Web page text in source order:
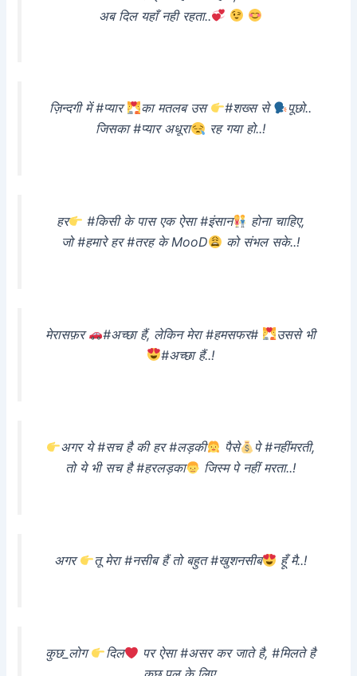
अब दिल यहाँ नही रहता..
ज़िन्दगी में #प्यार का मतलब उस #शख्स से
पूछो..
जिसका #प्यार अधूरा
रह गया हो..!
हर #किसी के पास एक ऐसा #इंसान
होना चाहिए,
जो #हमारे हर #तरह के MooD
को संभल सके..!
मेरासफ़र #अच्छा हैं, लेकिन मेरा #हमसफर#
उससे भी
#अच्छा हैं..!
अगर ये #सच है की हर #लड़की पैसे पे #नहींमरती,
तो ये भी सच है #हरलड़का जिस्म पे नहीं मरता..!
अगर तू मेरा #नसीब हैं तो बहुत #खुशनसीब हूँ मै..!
कुछ_लोग दिल
पर ऐसा #असर कर जाते है, #मिलते है